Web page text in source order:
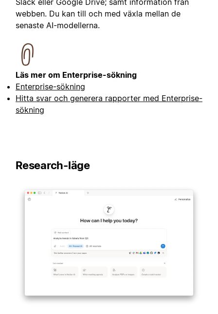
Slack eller Google Drive; samt information från
webben. Du kan till och med växla mellan de
senaste AI-modellerna.
Läs mer om Enterprise-sökning
Enterprise-sökning
Hitta svar och generera rapporter med Enterprise-
sökning
Research-läge